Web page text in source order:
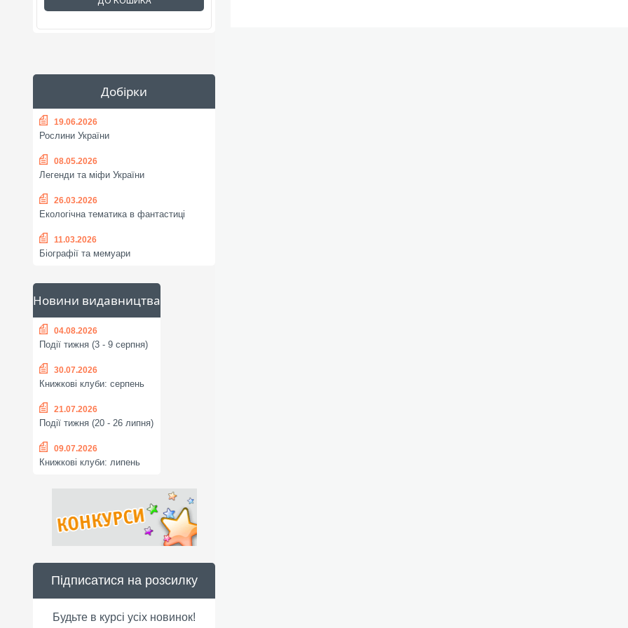
Добірки
19.06.2026
Рослини України
08.05.2026
Легенди та міфи України
26.03.2026
Екологічна тематика в фантастиці
11.03.2026
Біографії та мемуари
Новини видавництва
04.08.2026
Події тижня (3 - 9 серпня)
30.07.2026
Книжкові клуби: серпень
21.07.2026
Події тижня (20 - 26 липня)
09.07.2026
Книжкові клуби: липень
Підписатися на розсилку
Будьте в курсі усіх новинок!